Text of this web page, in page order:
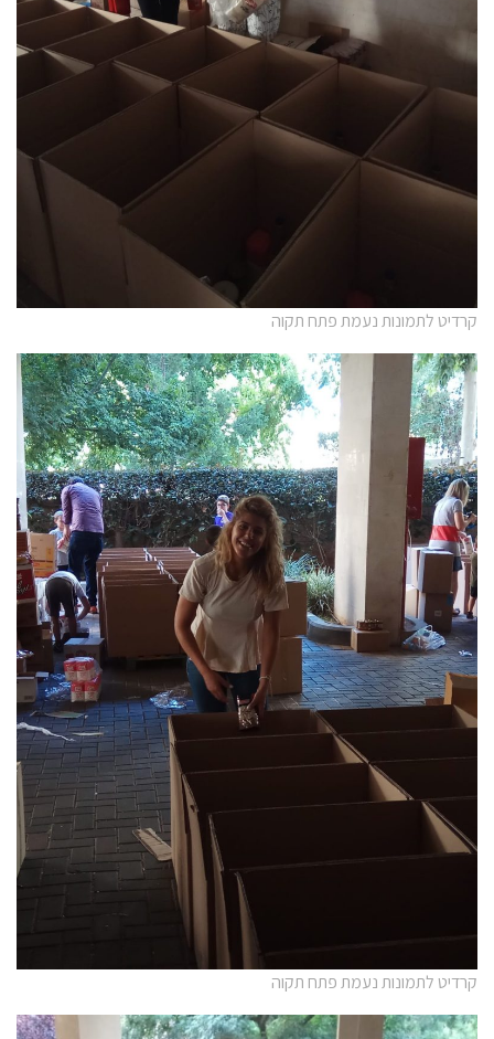
קרדיט לתמונות נעמת פתח תקוה
קרדיט לתמונות נעמת פתח תקוה